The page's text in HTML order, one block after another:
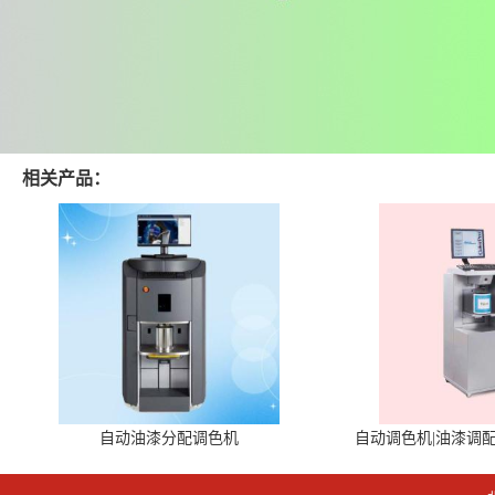
相关产品：
自动油漆分配调色机 自动调色机|油漆调